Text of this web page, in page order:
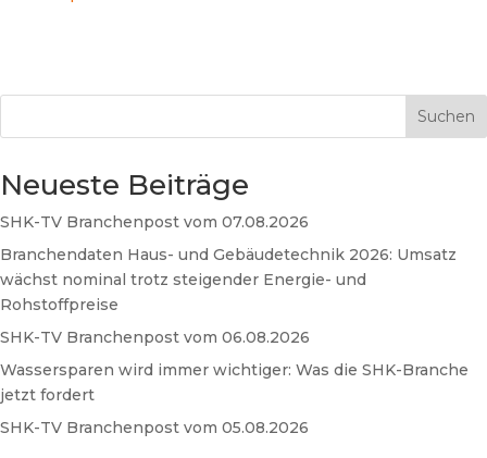
Suchen
Neueste Beiträge
SHK-TV Branchenpost vom 07.08.2026
Branchendaten Haus- und Gebäudetechnik 2026: Umsatz
wächst nominal trotz steigender Energie- und
Rohstoffpreise
SHK-TV Branchenpost vom 06.08.2026
Wassersparen wird immer wichtiger: Was die SHK-Branche
jetzt fordert
SHK-TV Branchenpost vom 05.08.2026